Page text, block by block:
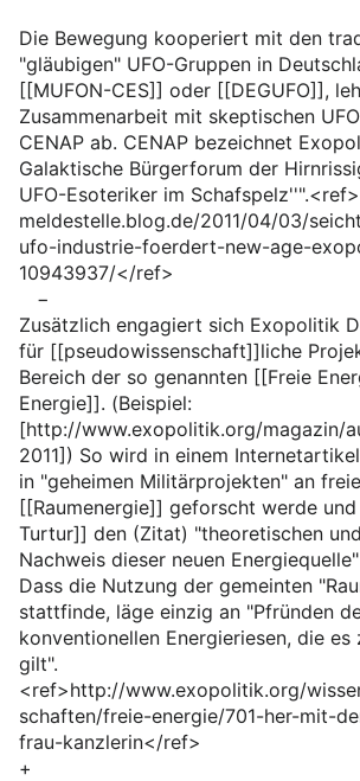
Die Bewegung kooperiert mit den
"gläubigen" UFO-Gruppen in
[[MUFON-CES]] oder [[DEGUFO]],
Zusammenarbeit mit skeptischen
CENAP ab. CENAP bezeichnet
Galaktische Bürgerforum der
UFO-Esoteriker im
meldestelle.blog.de/2011/04/03/
ufo-industrie-foerdert-new-age-
10943937/</ref>
−
Zusätzlich engagiert sich Exopolitik
für [[pseudowissenschaft]]liche
Bereich der so genannten [[Freie
Energie]]. (Beispiel:
[http://www.exopolitik.org/magazin/
2011]) So wird in einem
in "geheimen Militärprojekten" an
[[Raumenergie]] geforscht werde
Turtur]] den (Zitat) "theoretischen
Nachweis dieser neuen
Dass die Nutzung der gemeinten
stattfinde, läge einzig an "Pfründen
konventionellen Energieriesen, die es
gilt".
<ref>http://www.exopolitik.org/
schaften/freie-energie/701-her-mit-
frau-kanzlerin</ref>
+